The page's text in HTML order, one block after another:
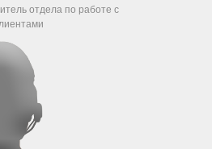
отдела по работе с